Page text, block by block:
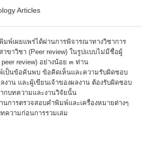
Articles
มพ์เผยแพร่ได้ผ่านการพิจารณาทางวิชาการ
ขาวิชา (Peer review) ในรูปแบบไม่มีชื่อผู้
peer review) อย่างน้อย ๓ ท่าน
ป็นข้อค้นพบ ข้อคิดเห็นและความรับผิดชอบ
งาน และผู้เขียนเจ้าของผลงาน ต้องรับผิดชอบ
กบทความและงานวิจัยนั้น
การตรวจสอบคำพิมพ์และเครื่องหมายต่างๆ
ความก่อนการรวมเล่ม